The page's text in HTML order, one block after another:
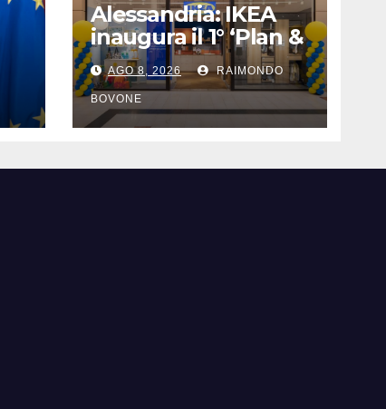
Alessandria: IKEA
inaugura il 1° ‘Plan &
Order’ al centro
commerciale
Panorama
AGO 8, 2026 RAIMONDO
BOVONE